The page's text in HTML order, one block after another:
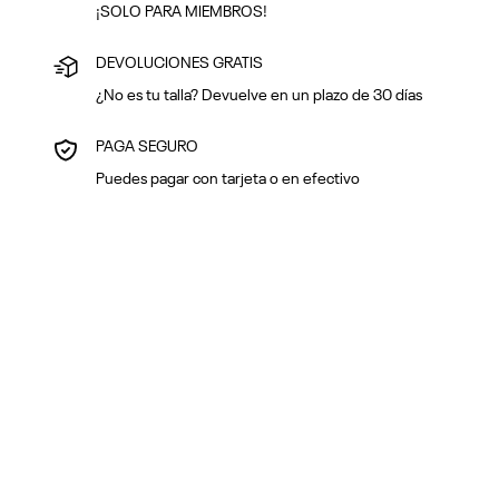
¡SOLO PARA MIEMBROS!
DEVOLUCIONES GRATIS
¿No es tu talla? Devuelve en un plazo de 30 días
PAGA SEGURO
Puedes pagar con tarjeta o en efectivo